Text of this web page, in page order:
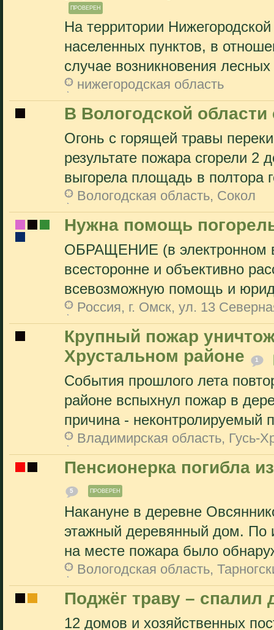
ПРОВЕРЕН
На территории
населенных пунктов, в
случае возникновения
нижегородская область
В Вологодской области
Огонь с горящей травы
результате пожара сгорели 2
выгорела площадь в полтора
Вологодская область, Сокол
Нужна помощь
ОБРАЩЕНИЕ (в электронном
всесторонне и объективно
всевозможную помощь и
Россия, г. Омск, ул. 13
Крупный пожар
Хрустальном районе
1
События прошлого лета
районе вспыхнул пожар в
причина - неконтролируемый
Владимирская область, Гусь-
Пенсионерка погибла
5 ПРОВЕРЕН
Накануне в деревне
этажный деревянный дом. По
на месте пожара было
Вологодская область,
Поджёг траву – спалил
12 домов и хозяйственных